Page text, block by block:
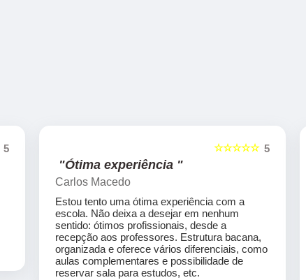
5 5
☆☆☆☆☆
"Ótima experiência "
Carlos Macedo
Estou tento uma ótima experiência com a
escola. Não deixa a desejar em nenhum
sentido: ótimos profissionais, desde a
recepção aos professores. Estrutura bacana,
organizada e oferece vários diferenciais, como
aulas complementares e possibilidade de
reservar sala para estudos, etc.